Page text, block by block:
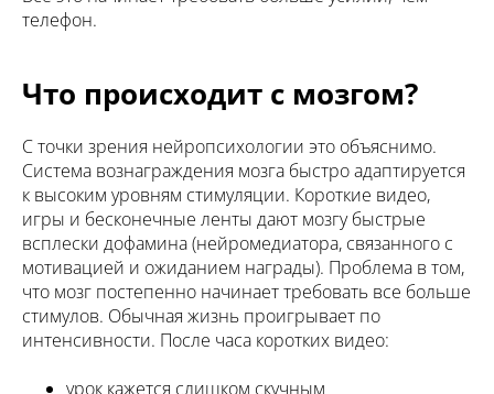
телефон.
Что происходит с мозгом?
С точки зрения нейропсихологии это объяснимо.
Система вознаграждения мозга быстро адаптируется
к высоким уровням стимуляции. Короткие видео,
игры и бесконечные ленты дают мозгу быстрые
всплески дофамина (нейромедиатора, связанного с
мотивацией и ожиданием награды). Проблема в том,
что мозг постепенно начинает требовать все больше
стимулов. Обычная жизнь проигрывает по
интенсивности. После часа коротких видео:
урок кажется слишком скучным